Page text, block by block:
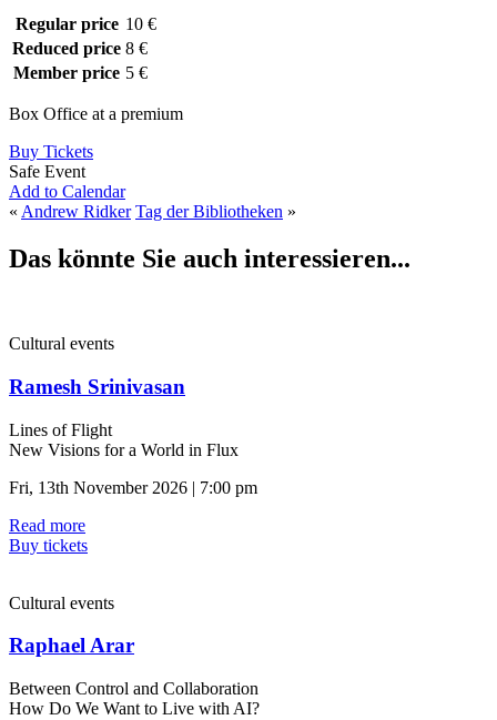
Regular price 10 €
Reduced price 8 €
Member price 5 €
Box Office at a premium
Buy Tickets
Safe Event
Add to Calendar
« Andrew Ridker Tag der Bibliotheken »
Das könnte Sie auch interessieren...
Cultural events
Ramesh Srinivasan
Lines of Flight
New Visions for a World in Flux
Fri, 13th November 2026 | 7:00 pm
Read more
Buy tickets
Cultural events
Raphael Arar
Between Control and Collaboration
How Do We Want to Live with AI?